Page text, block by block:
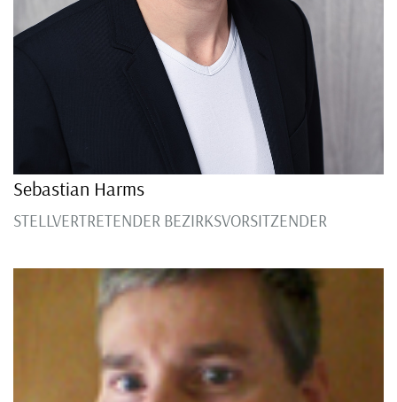
Sebastian Harms
STELLVERTRETENDER BEZIRKSVORSITZENDER